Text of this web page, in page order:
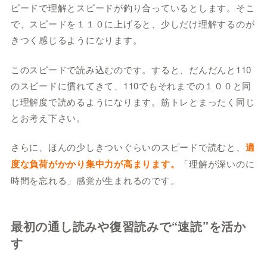
ピードで理解とスピードが釣り合っているとします。そこ
で、スピードを１１０に上げると、少しだけ理解するのが
きつく感じるようになります。
このスピードで読み込むのです。すると、だんだんと110
のスピードに慣れてきて、110でもそれまでの１００と同
じ理解度で読めるようになります。筋トレとまったく同じ
とお考え下さい。
さらに、ほんの少しきついぐらいのスピードで読むと、 適
度な負荷がかかり集中力が高まります。
「理解が深いのに
時間を忘れる」感覚が生まれるのです。
最初の通し読みや復習読みで“速読”を活か
す